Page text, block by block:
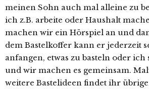
meinen Sohn auch mal alleine zu
ich z.B. arbeite oder Haushalt
machen wir ein Hörspiel an und
dem Bastelkoffer kann er jederzeit
anfangen, etwas zu basteln oder ich
und wir machen es gemeinsam.
weitere Bastelideen findet ihr